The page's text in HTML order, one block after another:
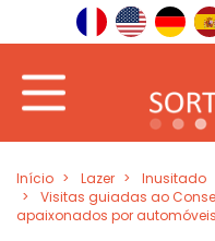
Início Lazer
Inusitado
Visitas guiadas ao
apaixonados por